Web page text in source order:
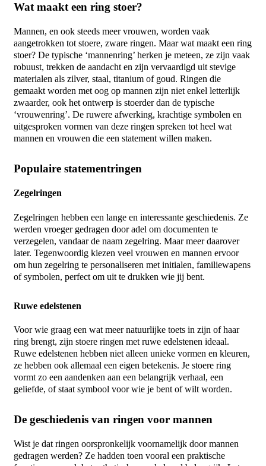
Wat maakt een ring stoer?
Mannen, en ook steeds meer vrouwen, worden vaak
aangetrokken tot stoere, zware ringen. Maar wat maakt een ring
stoer? De typische ‘mannenring’ herken je meteen, ze zijn vaak
robuust, trekken de aandacht en zijn vervaardigd uit stevige
materialen als zilver, staal, titanium of goud. Ringen die
gemaakt worden met oog op mannen zijn niet enkel letterlijk
zwaarder, ook het ontwerp is stoerderdan de typische
‘vrouwenring’. De ruwere afwerking, krachtige symbolen en
uitgesproken vormen van deze ringen spreken tot heel wat
mannen en vrouwen die een statement willen maken.
Populaire statementringen
Zegelringen
Zegelringen hebben een lange en interessante geschiedenis. Ze
werden vroeger gedragen door adel om documenten te
verzegelen, vandaar de naam zegelring. Maar meer daarover
later. Tegenwoordig kiezen veel vrouwen en mannen ervoor
om hun zegelring te personaliseren met initialen, familiewapens
of symbolen, perfect om uit te drukken wie jij bent.
Ruwe edelstenen
Voor wie graag een wat meer natuurlijke toets in zijn of haar
ring brengt, zijn stoere ringen met ruwe edelstenen ideaal.
Ruwe edelstenen hebben niet alleen unieke vormen en kleuren,
ze hebben ook allemaal een eigen betekenis. Je stoere ring
vormt zo een aandenken aan een belangrijk verhaal, een
geliefde, of staat symbool voor wie je bent of wilt worden.
De geschiedenis van ringen voor mannen
Wist je dat ringen oorspronkelijk voornamelijk doormannen
gedragen werden? Ze hadden toen vooral een praktische